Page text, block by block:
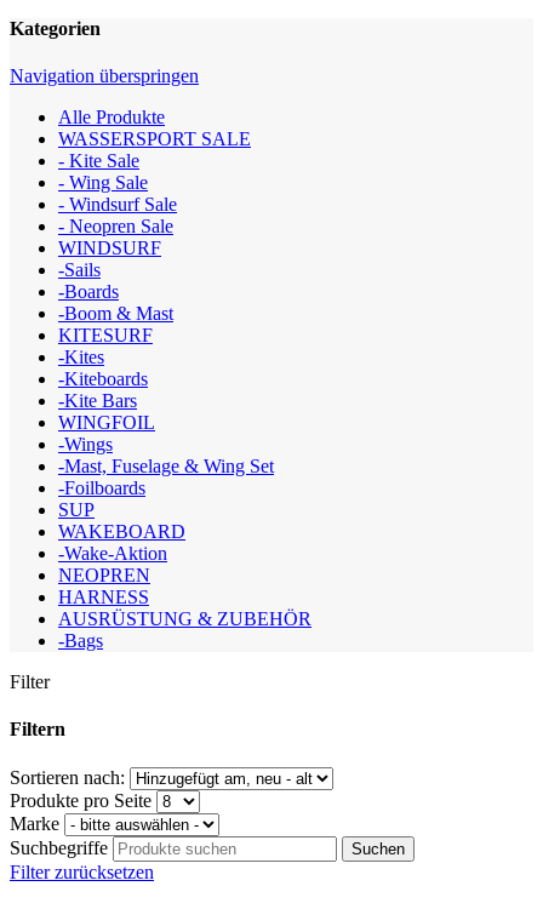
Kategorien
Navigation überspringen
Alle Produkte
WASSERSPORT SALE
- Kite Sale
- Wing Sale
- Windsurf Sale
- Neopren Sale
WINDSURF
-Sails
-Boards
-Boom & Mast
KITESURF
-Kites
-Kiteboards
-Kite Bars
WINGFOIL
-Wings
-Mast, Fuselage & Wing Set
-Foilboards
SUP
WAKEBOARD
-Wake-Aktion
NEOPREN
HARNESS
AUSRÜSTUNG & ZUBEHÖR
-Bags
Filter
Filtern
Sortieren nach:
Produkte pro Seite
Marke
Suchbegriffe
Filter zurücksetzen